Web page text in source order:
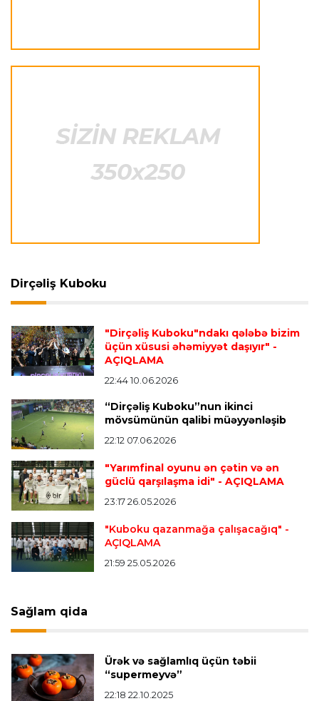
İtaliya S.A. 23:27 06.08.2026
Neapolda Maradonanın adını daşıyan yeni
stadion tikiləcək
"Reyncers" uduzdu, ÇSKA-dan inamlı qələbə
Transfer
İngiltərə P.L. 23:14 06.08.2026
Alexandre Pato İngiltərə klubunun prezidenti
Transfer 23:08 06.08.2026
"Qalatasaray" Leaunun alternativini "Arsenal"da
tapdı
Offside 23:04 06.08.2026
Çimərlik voleybolu üzrə ölkə çempionatında
finalçılar müəyyənləşdi
Konfrans liqası
"Qarabağ" "Dinamo"ya minimal hesabla uduzdu
Bütün xəbərlər >>>
Dirçəliş Kuboku
"Dirçəliş Kuboku"ndakı qələbə bizim
üçün xüsusi əhəmiyyət daşıyır" -
AÇIQLAMA
22:44 10.06.2026
“Dirçəliş Kuboku”nun ikinci
mövsümünün qalibi müəyyənləşib
22:12 07.06.2026
"Yarımfinal oyunu ən çətin və ən
güclü qarşılaşma idi" - AÇIQLAMA
23:17 26.05.2026
"Kuboku qazanmağa çalışacağıq" -
AÇIQLAMA
21:59 25.05.2026
Sağlam qida
Ürək və sağlamlıq üçün təbii
“supermeyvə”
22:18 22.10.2025